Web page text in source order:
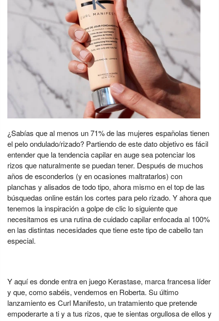
¿Sabías que al menos un 71% de las mujeres españolas tienen
el pelo ondulado/rizado? Partiendo de este dato objetivo es fácil
entender que la tendencia capilar en auge sea potenciar los
rizos que naturalmente se puedan tener. Después de muchos
años de esconderlos (y en ocasiones maltratarlos) con
planchas y alisados de todo tipo, ahora mismo en el top de las
búsquedas online están los cortes para pelo rizado. Y ahora que
tenemos la inspiración a golpe de clic lo siguiente que
necesitamos es una rutina de cuidado capilar enfocada al 100%
en las distintas necesidades que tiene este tipo de cabello tan
especial.
Y aquí es donde entra en juego Kerastase, marca francesa líder
y que, como sabéis, vendemos en Roberta. Su último
lanzamiento es Curl Manifesto, un tratamiento que pretende
empoderarte a ti y a tus rizos, que te sientas orgullosa de ellos y